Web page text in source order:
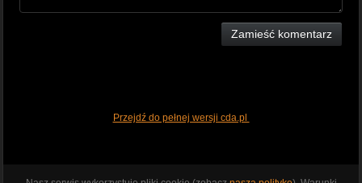
Zamieść komentarz
Przejdź do pełnej wersji cda.pl